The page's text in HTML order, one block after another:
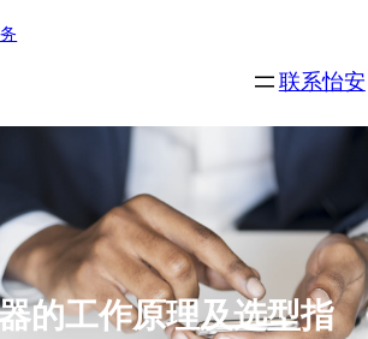
联系怡安
的工作原理及选型指